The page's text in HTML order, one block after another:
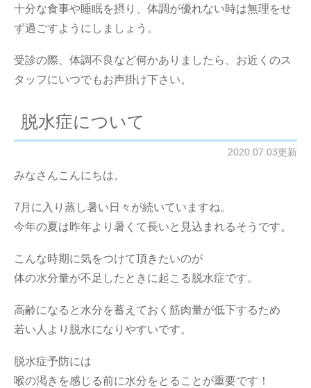
十分な食事や睡眠を摂り、体調が優れない時は無理をせ
ず過ごすようにしましょう。
受診の際、体調不良など何かありましたら、お近くのス
タッフにいつでもお声掛け下さい。
脱水症について
2020.07.03更新
みなさんこんにちは。
7月に入り蒸し暑い日々が続いていますね。
今年の夏は昨年より暑くて長いと見込まれるそうです。
こんな時期に気をつけて頂きたいのが
体の水分量が不足したときに起こる脱水症です。
高齢になると水分を蓄えておく筋肉量が低下するため
若い人より脱水になりやすいです。
脱水症予防には
喉の渇きを感じる前に水分をとることが重要です！